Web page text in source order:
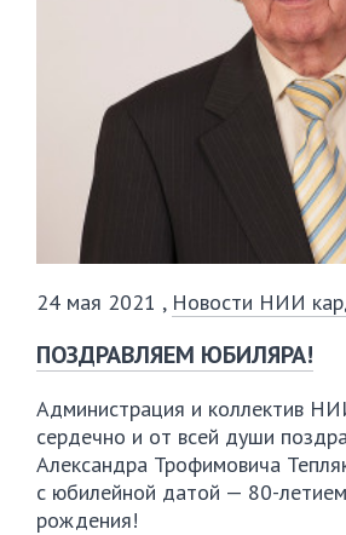
24 мая 2021 , Новости НИИ
ПОЗДРАВЛЯЕМ ЮБИЛЯРА!
Администрация и коллектив
сердечно и от всей души
Александра Трофимовича
с юбилейной датой — 80-летием
рождения!